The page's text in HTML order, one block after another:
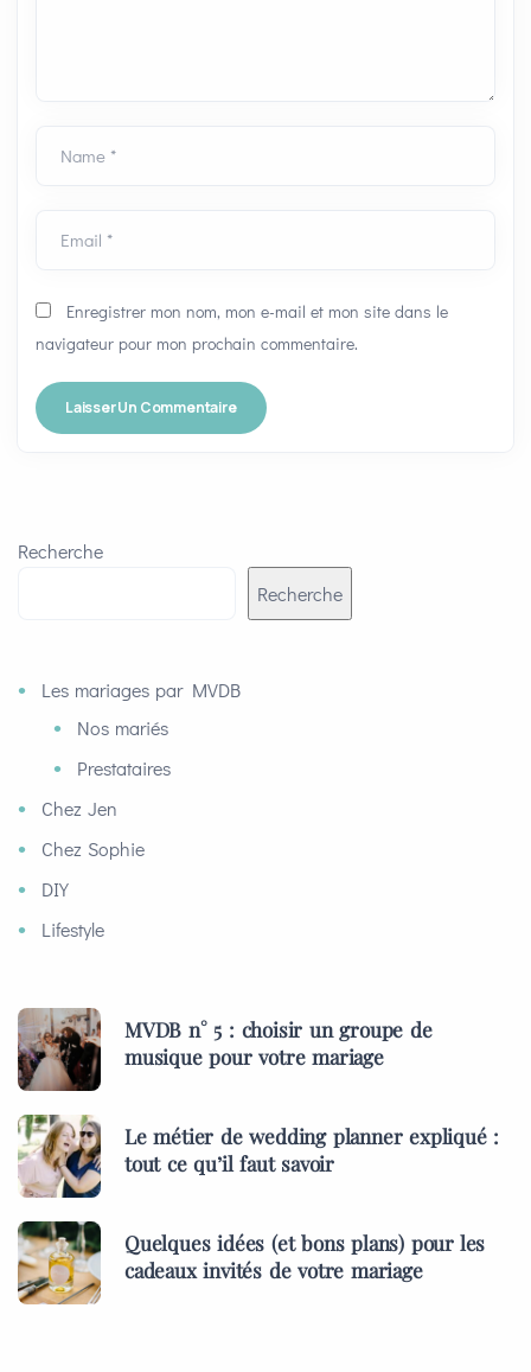
Name *
Email *
Enregistrer mon nom, mon e-mail et mon site dans le
navigateur pour mon prochain commentaire.
Recherche
Recherche
Les mariages par MVDB
Nos mariés
Prestataires
Chez Jen
Chez Sophie
DIY
Lifestyle
MVDB n° 5 : choisir un groupe de
musique pour votre mariage
Le métier de wedding planner expliqué :
tout ce qu’il faut savoir
Quelques idées (et bons plans) pour les
cadeaux invités de votre mariage